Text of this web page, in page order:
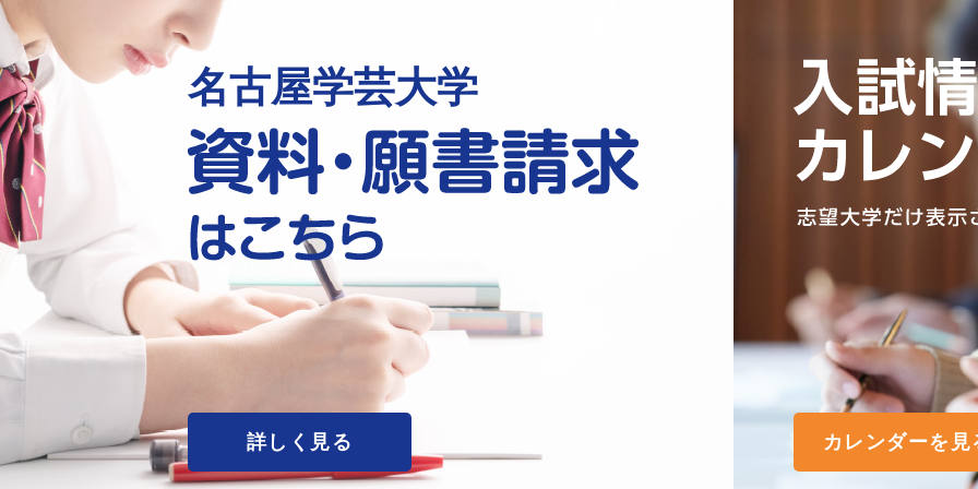
名古屋学芸大学
詳しく見る カレンダーを見